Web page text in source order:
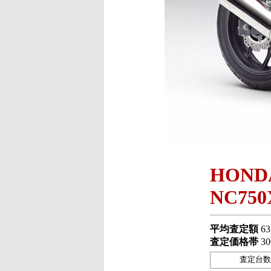
平均査定額
査定価格帯
査定台